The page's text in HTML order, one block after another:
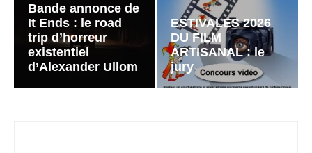
Bande annonce de
It Ends : le road
trip d’horreur
existentiel
d’Alexander Ullom
ESTIVALES 2026
DU FILM
ARTISANAL : le
jury